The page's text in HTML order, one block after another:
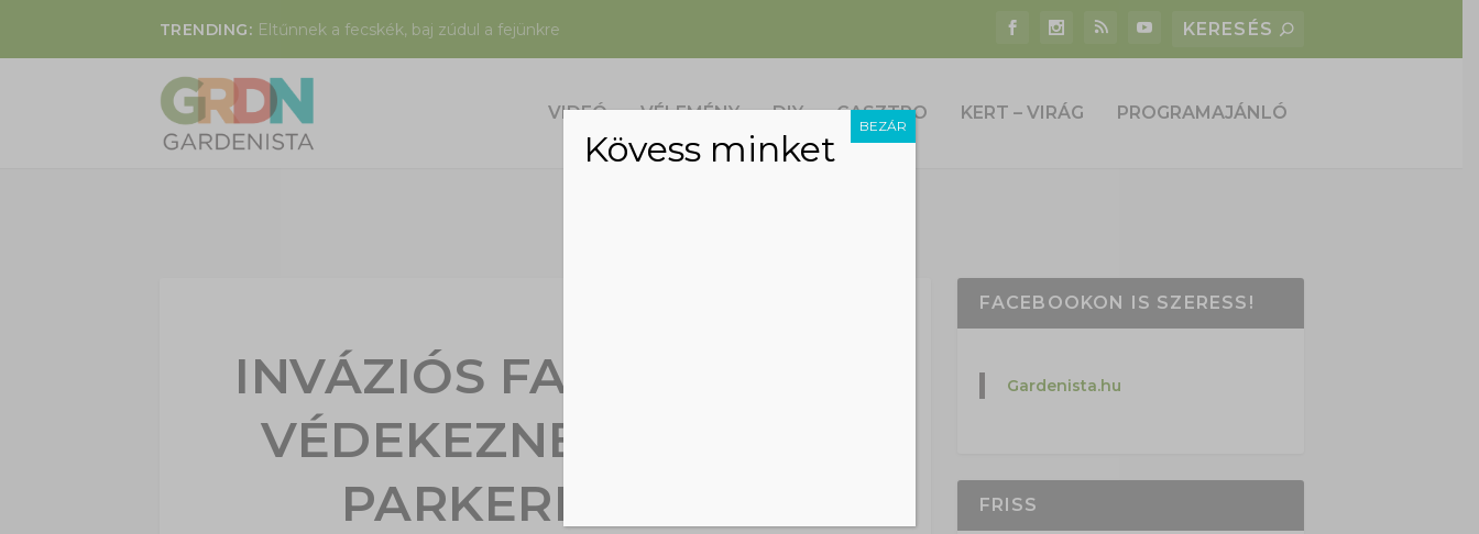
TRENDING: Eltűnnek a fecskék, baj zúdul a fejünkre
VIDEÓ VÉLEMÉNY DIY GASZTRO KERT – VIRÁG PROGRAMAJÁNLÓ
INVÁZIÓS FAJOK ELLEN
VÉDEKEZNEK A PILISI
PARKERDŐBEN
FACEBOOKON IS SZERESS!
Gardenista.hu
FRISS
Kövess minket
BEZÁR